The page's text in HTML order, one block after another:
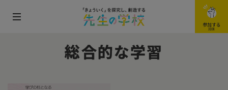
メ
参加する
JOIN
総合的な学習